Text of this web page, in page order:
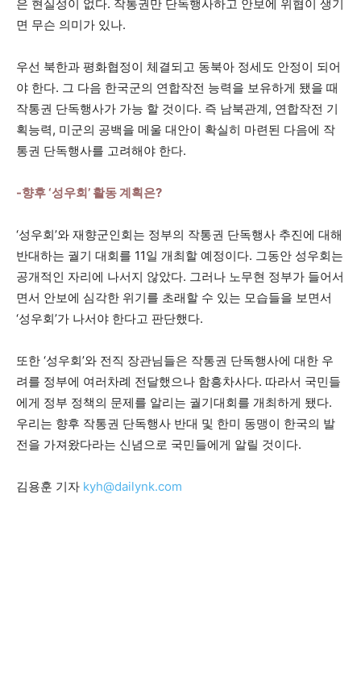
은 현실성이 없다. 작통권만 단독행사하고 안보에 위협이 생기
면 무슨 의미가 있나.
우선 북한과 평화협정이 체결되고 동북아 정세도 안정이 되어
야 한다. 그 다음 한국군의 연합작전 능력을 보유하게 됐을 때
작통권 단독행사가 가능 할 것이다. 즉 남북관계, 연합작전 기
획능력, 미군의 공백을 메울 대안이 확실히 마련된 다음에 작
통권 단독행사를 고려해야 한다.
-향후 ‘성우회’ 활동 계획은?
‘성우회’와 재향군인회는 정부의 작통권 단독행사 추진에 대해
반대하는 궐기 대회를 11일 개최할 예정이다. 그동안 성우회는
공개적인 자리에 나서지 않았다. 그러나 노무현 정부가 들어서
면서 안보에 심각한 위기를 초래할 수 있는 모습들을 보면서
‘성우회’가 나서야 한다고 판단했다.
또한 ‘성우회’와 전직 장관님들은 작통권 단독행사에 대한 우
려를 정부에 여러차례 전달했으나 함흥차사다. 따라서 국민들
에게 정부 정책의 문제를 알리는 궐기대회를 개최하게 됐다.
우리는 향후 작통권 단독행사 반대 및 한미 동맹이 한국의 발
전을 가져왔다라는 신념으로 국민들에게 알릴 것이다.
김용훈 기자 kyh@dailynk.com